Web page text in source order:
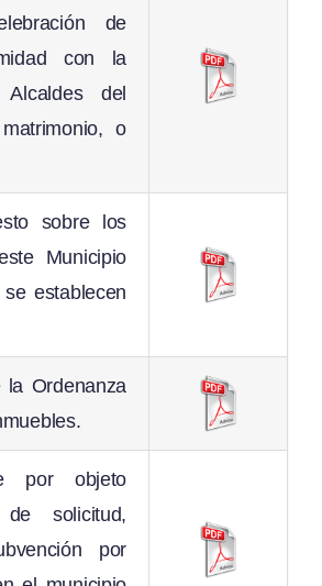
de
con la
del
o
sobre los
Municipio
establecen
Ordenanza
por objeto
solicitud,
por